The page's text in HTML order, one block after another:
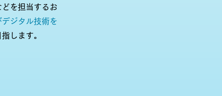
を担当するお
ジタル技術を
します。